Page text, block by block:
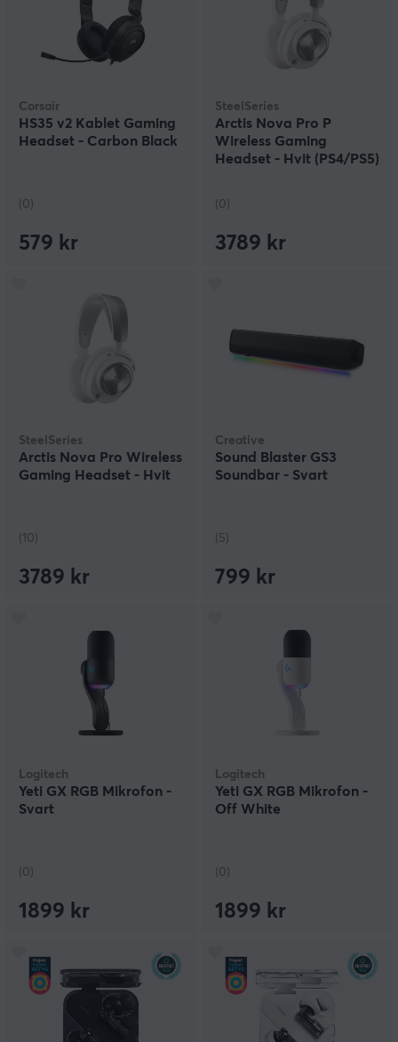
Corsair
HS35 v2 Kablet Gaming
Headset - Carbon Black
(0)
579 kr
SteelSeries
Arctis Nova Pro P
Wireless Gaming
Headset - Hvit (PS4/PS5)
(0)
3789 kr
SteelSeries
Arctis Nova Pro Wireless
Gaming Headset - Hvit
(10)
3789 kr
Creative
Sound Blaster GS3
Soundbar - Svart
(5)
799 kr
Logitech
Yeti GX RGB Mikrofon -
Svart
(0)
1899 kr
Logitech
Yeti GX RGB Mikrofon -
Off White
(0)
1899 kr